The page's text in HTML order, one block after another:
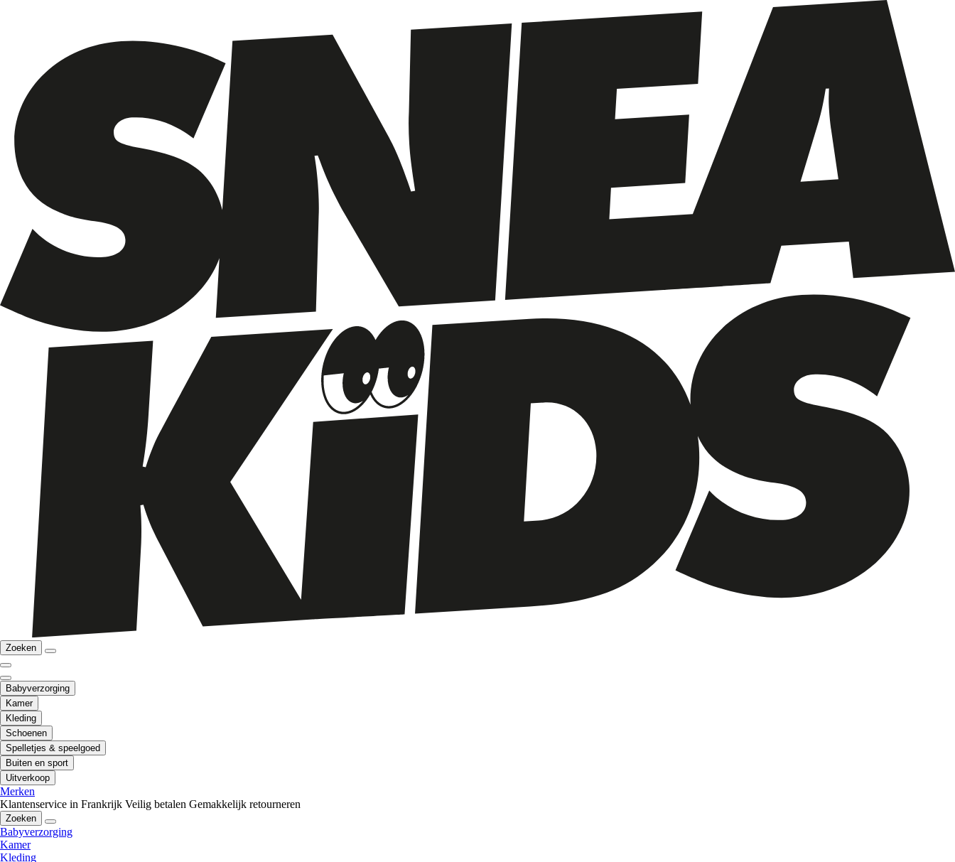
Zoeken
Babyverzorging
Kamer
Kleding
Schoenen
Spelletjes & speelgoed
Buiten en sport
Uitverkoop
Merken
Klantenservice in Frankrijk Veilig betalen Gemakkelijk retourneren
Zoeken
Babyverzorging
Kamer
Kleding